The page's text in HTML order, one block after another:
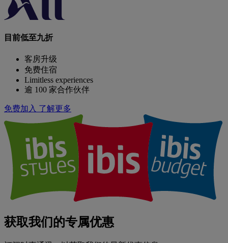
目前低至九折
客房升级
免费住宿
Limitless experiences
逾 100 家合作伙伴
免费加入 了解更多
获取我们的专属优惠